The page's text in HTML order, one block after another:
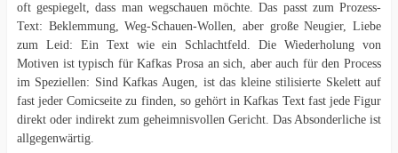
oft gespiegelt, dass man wegschauen möchte. Das passt zum Prozess-
Text: Beklemmung, Weg-Schauen-Wollen, aber große Neugier, Liebe
zum Leid: Ein Text wie ein Schlachtfeld. Die Wiederholung von
Motiven ist typisch für Kafkas Prosa an sich, aber auch für den Process
im Speziellen: Sind Kafkas Augen, ist das kleine stilisierte Skelett auf
fast jeder Comicseite zu finden, so gehört in Kafkas Text fast jede Figur
direkt oder indirekt zum geheimnisvollen Gericht. Das Absonderliche ist
allgegenwärtig.